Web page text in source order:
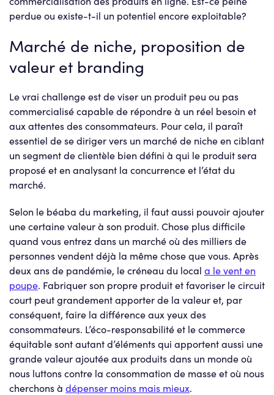
perdue ou existe-t-il un potentiel encore exploitable?
Marché de niche, proposition de
valeur et branding
Le vrai challenge est de viser un produit peu ou pas
commercialisé capable de répondre à un réel besoin et
aux attentes des consommateurs. Pour cela, il paraît
essentiel de se diriger vers un marché de niche en ciblant
un segment de clientèle bien défini à qui le produit sera
proposé et en analysant la concurrence et l’état du
marché.
Selon le béaba du marketing, il faut aussi pouvoir ajouter
une certaine valeur à son produit. Chose plus difficile
quand vous entrez dans un marché où des milliers de
personnes vendent déjà la même chose que vous. Après
deux ans de pandémie, le créneau du local a le vent en
poupe. Fabriquer son propre produit et favoriser le circuit
court peut grandement apporter de la valeur et, par
conséquent, faire la différence aux yeux des
consommateurs. L’éco-responsabilité et le commerce
équitable sont autant d’éléments qui apportent aussi une
grande valeur ajoutée aux produits dans un monde où
nous luttons contre la consommation de masse et où nous
cherchons à dépenser moins mais mieux.